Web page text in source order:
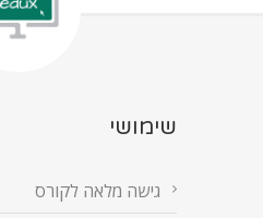
שימושי
גישה מלאה לקורס